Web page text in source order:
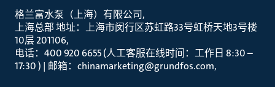
格兰富水泵（上海）有限公司
上海总部 地址：上海市闵行区苏虹路33号虹桥天地3号楼
10层 201106
电话：400 920 6655 (人工客服在线时间：工作日 8:30 –
17:30 ) | 邮箱：chinamarketing@grundfos.com